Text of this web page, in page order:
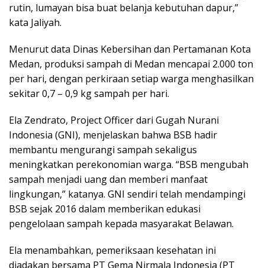
rutin, lumayan bisa buat belanja kebutuhan dapur,”
kata Jaliyah.
Menurut data Dinas Kebersihan dan Pertamanan Kota
Medan, produksi sampah di Medan mencapai 2.000 ton
per hari, dengan perkiraan setiap warga menghasilkan
sekitar 0,7 – 0,9 kg sampah per hari.
Ela Zendrato, Project Officer dari Gugah Nurani
Indonesia (GNI), menjelaskan bahwa BSB hadir
membantu mengurangi sampah sekaligus
meningkatkan perekonomian warga. “BSB mengubah
sampah menjadi uang dan memberi manfaat
lingkungan,” katanya. GNI sendiri telah mendampingi
BSB sejak 2016 dalam memberikan edukasi
pengelolaan sampah kepada masyarakat Belawan.
Ela menambahkan, pemeriksaan kesehatan ini
diadakan bersama PT Gema Nirmala Indonesia (PT